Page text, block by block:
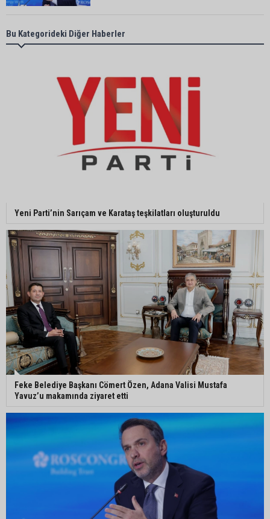
Başkan Ali Bedrettin Karataş’tan sahiller için
duyarlılık çağrısı
MHP Adana İl Başkanı Hakan Yıldırım:
“Liderimize dil uzatmak sizin haddinize değildir”
Adanalı 13 yaşındaki Ela Nur şelalede hayatını
kaybetti
Adanalı NASA astronotu Deniz Burnham uzaya
Kozan’da üreticilere yangın ve anız uyarısı
Ceyhan’da yağlık ayçiçeği hasadı başladı
Bu Kategorideki Diğer Haberler
Yeni Parti’nin Sarıçam ve Karataş teşkilatları oluşturuldu
Feke Belediye Başkanı Cömert Özen, Adana Valisi Mustafa
Yavuz’u makamında ziyaret etti